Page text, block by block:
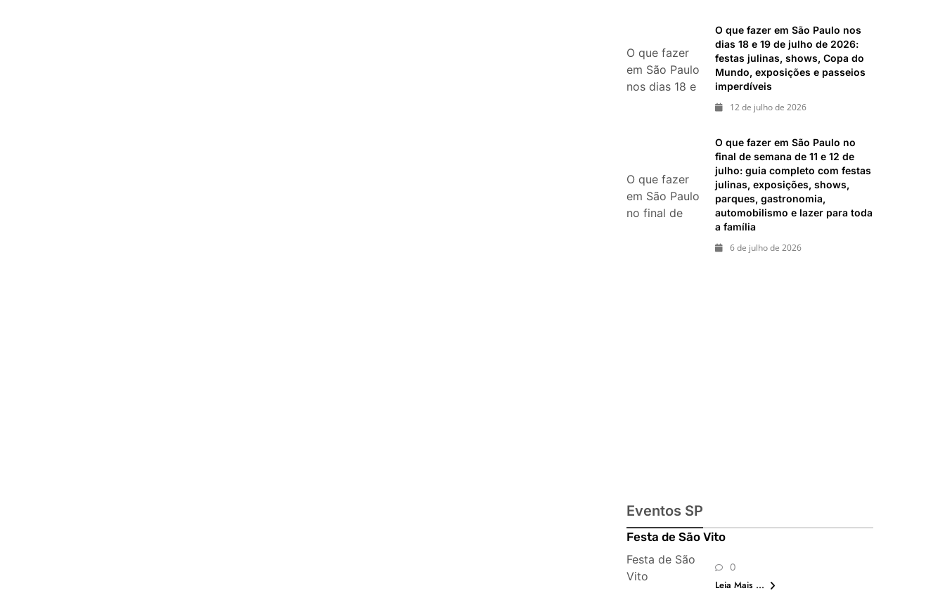
exposições e
passeios
imperdíveis
O que fazer
em São Paulo
nos dias 18 e
exposições e
passeios
imperdíveis
O que fazer em São Paulo nos
dias 18 e 19 de julho de 2026:
festas julinas, shows, Copa do
Mundo, exposições e passeios
imperdíveis
12 de julho de 2026
O que fazer
em São Paulo
no final de
O que fazer em São Paulo no
final de semana de 11 e 12 de
julho: guia completo com festas
julinas, exposições, shows,
parques, gastronomia,
automobilismo e lazer para toda
a família
6 de julho de 2026
Eventos SP
Festa de São Vito
Festa de São
Vito
0
Leia Mais ...